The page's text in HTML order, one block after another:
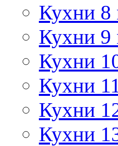
Кухни 8
Кухни 9
Кухни
Кухни
Кухни
Кухни